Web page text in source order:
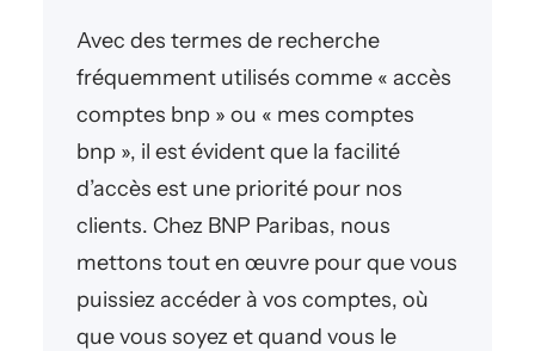
Avec des termes de recherche
fréquemment utilisés comme « accès
comptes bnp » ou « mes comptes
bnp », il est évident que la facilité
d’accès est une priorité pour nos
clients. Chez BNP Paribas, nous
mettons tout en œuvre pour que vous
puissiez accéder à vos comptes, où
que vous soyez et quand vous le